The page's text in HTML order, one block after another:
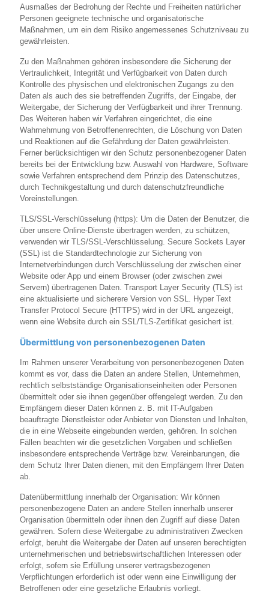
Ausmaßes der Bedrohung der Rechte und Freiheiten natürlicher
Personen geeignete technische und organisatorische
Maßnahmen, um ein dem Risiko angemessenes Schutzniveau zu
gewährleisten.
Zu den Maßnahmen gehören insbesondere die Sicherung der
Vertraulichkeit, Integrität und Verfügbarkeit von Daten durch
Kontrolle des physischen und elektronischen Zugangs zu den
Daten als auch des sie betreffenden Zugriffs, der Eingabe, der
Weitergabe, der Sicherung der Verfügbarkeit und ihrer Trennung.
Des Weiteren haben wir Verfahren eingerichtet, die eine
Wahrnehmung von Betroffenenrechten, die Löschung von Daten
und Reaktionen auf die Gefährdung der Daten gewährleisten.
Ferner berücksichtigen wir den Schutz personenbezogener Daten
bereits bei der Entwicklung bzw. Auswahl von Hardware, Software
sowie Verfahren entsprechend dem Prinzip des Datenschutzes,
durch Technikgestaltung und durch datenschutzfreundliche
Voreinstellungen.
TLS/SSL-Verschlüsselung (https): Um die Daten der Benutzer, die
über unsere Online-Dienste übertragen werden, zu schützen,
verwenden wir TLS/SSL-Verschlüsselung. Secure Sockets Layer
(SSL) ist die Standardtechnologie zur Sicherung von
Internetverbindungen durch Verschlüsselung der zwischen einer
Website oder App und einem Browser (oder zwischen zwei
Servern) übertragenen Daten. Transport Layer Security (TLS) ist
eine aktualisierte und sicherere Version von SSL. Hyper Text
Transfer Protocol Secure (HTTPS) wird in der URL angezeigt,
wenn eine Website durch ein SSL/TLS-Zertifikat gesichert ist.
Übermittlung von personenbezogenen Daten
Im Rahmen unserer Verarbeitung von personenbezogenen Daten
kommt es vor, dass die Daten an andere Stellen, Unternehmen,
rechtlich selbstständige Organisationseinheiten oder Personen
übermittelt oder sie ihnen gegenüber offengelegt werden. Zu den
Empfängern dieser Daten können z. B. mit IT-Aufgaben
beauftragte Dienstleister oder Anbieter von Diensten und Inhalten,
die in eine Webseite eingebunden werden, gehören. In solchen
Fällen beachten wir die gesetzlichen Vorgaben und schließen
insbesondere entsprechende Verträge bzw. Vereinbarungen, die
dem Schutz Ihrer Daten dienen, mit den Empfängern Ihrer Daten
ab.
Datenübermittlung innerhalb der Organisation: Wir können
personenbezogene Daten an andere Stellen innerhalb unserer
Organisation übermitteln oder ihnen den Zugriff auf diese Daten
gewähren. Sofern diese Weitergabe zu administrativen Zwecken
erfolgt, beruht die Weitergabe der Daten auf unseren berechtigten
unternehmerischen und betriebswirtschaftlichen Interessen oder
erfolgt, sofern sie Erfüllung unserer vertragsbezogenen
Verpflichtungen erforderlich ist oder wenn eine Einwilligung der
Betroffenen oder eine gesetzliche Erlaubnis vorliegt.